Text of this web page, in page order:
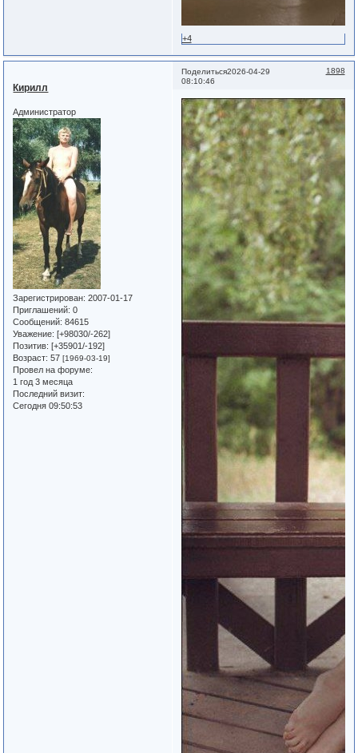
+4
Поделиться 1898
2026-04-29
08:10:46
Кирилл
Администратор
Зарегистрирован: 2007-01-17
Приглашений: 0
Сообщений: 84615
Уважение: [+98030/-262]
Позитив: [+35901/-192]
Возраст: 57[1969-03-19]
Провел на форуме:
1 год 3 месяца
Последний визит:
Сегодня 09:50:53